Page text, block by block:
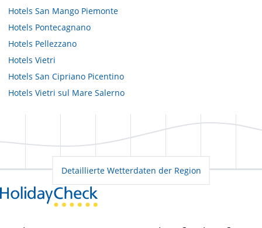
Hotels San Mango Piemonte
Hotels Pontecagnano
Hotels Pellezzano
Hotels Vietri
Hotels San Cipriano Picentino
Hotels Vietri sul Mare Salerno
Detaillierte Wetterdaten der Region